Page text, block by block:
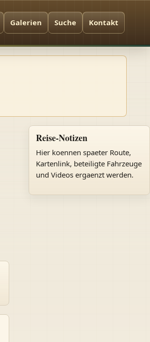
Galerien Suche Kontakt
Reise-Notizen
Hier koennen spaeter Route,
Kartenlink, beteiligte Fahrzeuge
und Videos ergaenzt werden.